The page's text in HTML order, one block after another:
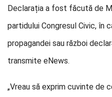
Declarația a fost făcută de
partidului Congresul Civic, în
propagandei sau război
transmite eNews.
„Vreau să exprim cuvinte de